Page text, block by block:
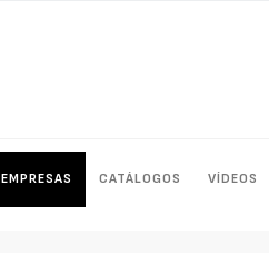
EMPRESAS CATÁLOGOS VÍDEOS